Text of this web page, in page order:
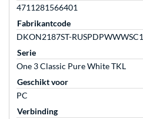
4711281566401
Fabrikantcode
DKON2187ST-RUSPDPWWWSC1
Serie
One 3 Classic Pure White TKL
Geschikt voor
PC
Verbinding